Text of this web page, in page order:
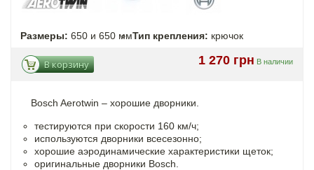
Размеры: 650 и 650 ммТип крепления: крючок
1 270 грн В наличии
В корзину
Bosch Aerotwin – хорошие дворники.
тестируются при скорости 160 км/ч;
используются дворники всесезонно;
хорошие аэродинамические характеристики щеток;
оригинальные дворники Bosch.